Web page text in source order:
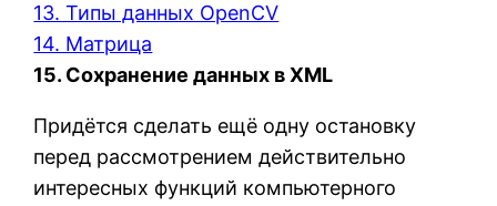
13. Типы данных OpenCV
14. Матрица
15. Сохранение данных в XML
Придётся сделать ещё одну остановку
перед рассмотрением действительно
интересных функций компьютерного